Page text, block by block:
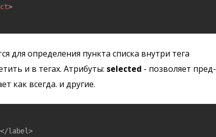
>
для определения пункта списка внутри тега
и в тегах. Атрибуты: selected - позволяет пред-
как всегда. и другие.
label>